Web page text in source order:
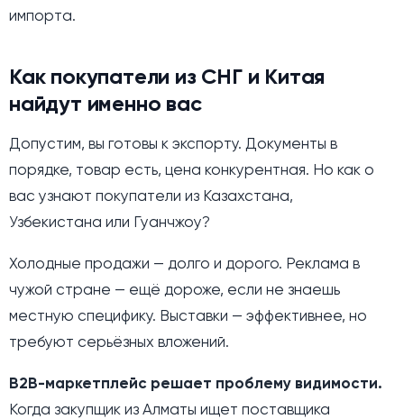
импорта.
Как покупатели из СНГ и Китая
найдут именно вас
Допустим, вы готовы к экспорту. Документы в
порядке, товар есть, цена конкурентная. Но как о
вас узнают покупатели из Казахстана,
Узбекистана или Гуанчжоу?
Холодные продажи — долго и дорого. Реклама в
чужой стране — ещё дороже, если не знаешь
местную специфику. Выставки — эффективнее, но
требуют серьёзных вложений.
B2B-маркетплейс решает проблему видимости.
Когда закупщик из Алматы ищет поставщика